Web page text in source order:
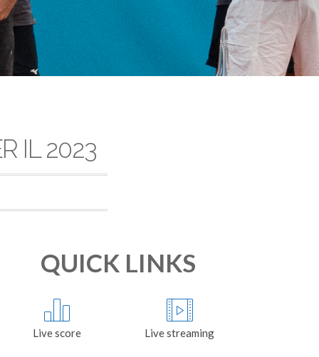
IL 2023
QUICK LINKS
Live score Live streaming